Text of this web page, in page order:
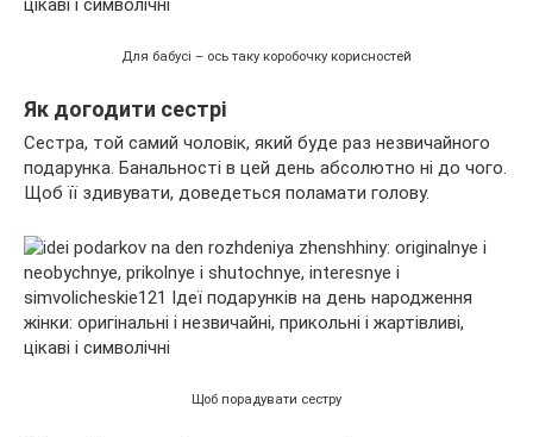
Для бабусі – ось таку коробочку корисностей
Як догодити сестрі
Сестра, той самий чоловік, який буде раз незвичайного
подарунка. Банальності в цей день абсолютно ні до чого.
Щоб її здивувати, доведеться поламати голову.
Щоб порадувати сестру